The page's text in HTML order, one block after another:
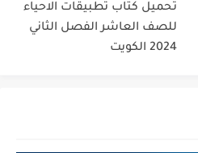
تحميل كتاب تطبيقات الاحياء
للصف العاشر الفصل الثاني
2024 الكويت